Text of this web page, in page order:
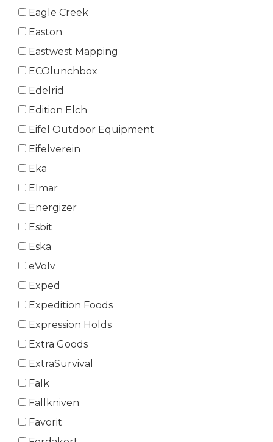
Eagle Creek
Easton
Eastwest Mapping
ECOlunchbox
Edelrid
Edition Elch
Eifel Outdoor Equipment
Eifelverein
Eka
Elmar
Energizer
Esbit
Eska
eVolv
Exped
Expedition Foods
Expression Holds
Extra Goods
ExtraSurvival
Falk
Fällkniven
Favorit